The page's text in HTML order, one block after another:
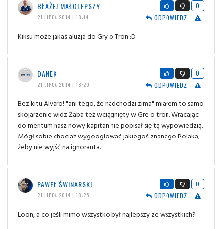
BŁAŻEJ MAŁOLEPSZY
21 LIPCA 2014 | 18:14
0
ODPOWIEDZ
Kiksu może jakaś aluzja do Gry o Tron :D
DANEK
21 LIPCA 2014 | 18:20
0
ODPOWIEDZ
Bez kitu Alvaro! "ani tego, że nadchodzi zima" miałem to samo
skojarzenie widz Żaba też wciągnięty w Gre o tron. Wracając
do meritum nasz nowy kapitan nie popisał się tą wypowiedzią.
Mógł sobie chociaż wygooglować jakiegoś znanego Polaka,
żeby nie wyjść na ignoranta.
PAWEŁ ŚWINARSKI
21 LIPCA 2014 | 18:25
0
ODPOWIEDZ
Loon, a co jeśli mimo wszystko był najlepszy ze wszystkich?